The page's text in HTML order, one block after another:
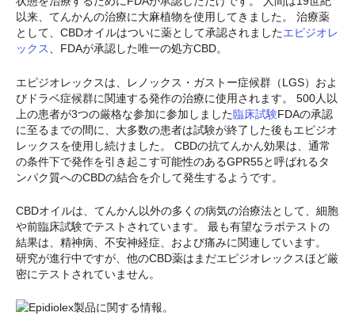
以来、てんかんの治療に大麻植物を使用してきました。 治療薬
として、CBDオイルはついに薬として承認されましたエピジオレ
ックス、FDAが承認した唯一の処方CBD。
エピジオレックスは、レノックス・ガストー症候群（LGS）およ
びドラベ症候群に関連する発作の治療に使用されます。 500人以
上の患者が3つの厳格な参加に参加しました臨床試験FDAの承認
に至るまでの間に、大多数の患者は試験が終了した後もエピジオ
レックスを使用し続けました。 CBDの抗てんかん効果は、通常
の条件下で発作を引き起こす可能性のあるGPR55と呼ばれるタ
ンパク質へのCBDの結合を介して発生するようです。
CBDオイルは、てんかん以外の多くの病気の治療法として、細胞
や前臨床試験でテストされています。 最も有望なラボテストの
結果は、精神病、不安神経症、および痛みに関連しています。
研究が進行中ですが、他のCBD薬はまだエピジオレックスほど厳
密にテストされていません。